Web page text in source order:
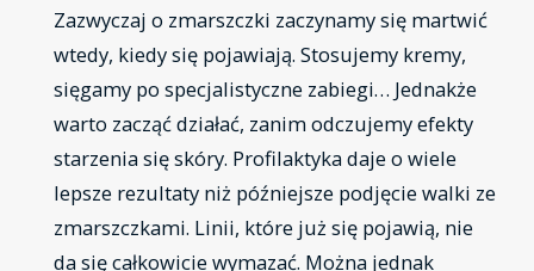
Zazwyczaj o zmarszczki zaczynamy się martwić
wtedy, kiedy się pojawiają. Stosujemy kremy,
sięgamy po specjalistyczne zabiegi… Jednakże
warto zacząć działać, zanim odczujemy efekty
starzenia się skóry. Profilaktyka daje o wiele
lepsze rezultaty niż późniejsze podjęcie walki ze
zmarszczkami. Linii, które już się pojawią, nie
da się całkowicie wymazać. Można jednak